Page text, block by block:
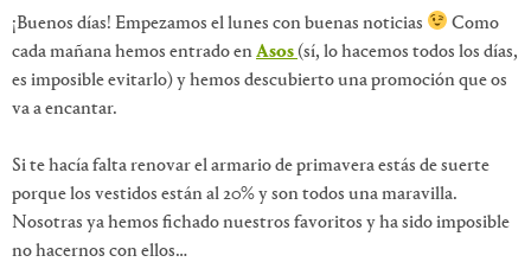
¡Buenos días! Empezamos el lunes con buenas noticias
Como
cada mañana hemos entrado enAsos(sí, lo hacemos todos los días,
es imposible evitarlo) y hemos descubierto una promoción que os
va a encantar.
Si te hacía falta renovar el armario de primavera estás de suerte
porque los vestidos están al 20% y son todos una maravilla.
Nosotras ya hemos fichado nuestros favoritos y ha sido imposible
no hacernos con ellos…